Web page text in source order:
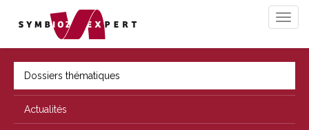
Dossiers thématiques
Actualités